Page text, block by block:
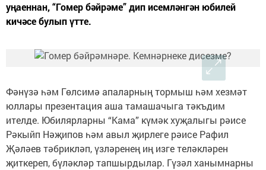
уңаеннан, “Гомер бәйрәме” дип исемләнгән юбилей
кичәсе булып үтте.
Фәнүзә һәм Гөлсимә апаларның тормыш һәм хезмәт
юллары презентация аша тамашачыга тәкъдим
ителде. Юбилярларны “Кама” күмәк хуҗалыгы рәисе
Рәкыйп Нәҗипов һәм авыл җирлеге рәисе Рафил
Җәләев тәбрикләп, үзләренең иң изге теләкләрен
җиткереп, бүләкләр тапшырдылар. Гүзәл ханымнарны